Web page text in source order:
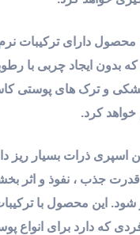
محصول دارای ترکیبات
بدون ایجاد چربی با
و ترک های پوستی
خواهد کرد.
اسپری ذرات بسیار ریز
جذب ، نفوذ و اثر
شود. این محصول با
که دارد برای انواع